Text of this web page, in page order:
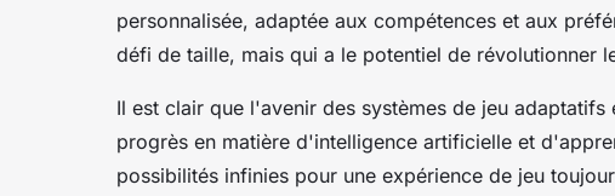
personnalisée, adaptée aux compétences et aux
défi de taille, mais qui a le potentiel de révolutionner
Il est clair que l'avenir des systèmes de jeu adaptatifs
progrès en matière d'intelligence artificielle et
possibilités infinies pour une expérience de jeu